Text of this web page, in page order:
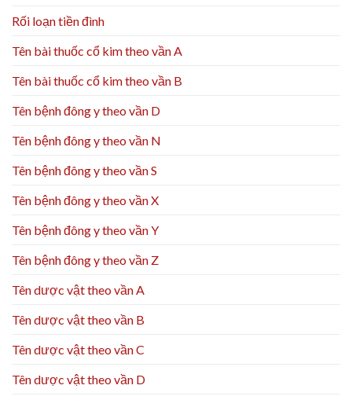
Rối loạn tiền đình
Tên bài thuốc cổ kim theo vần A
Tên bài thuốc cổ kim theo vần B
Tên bệnh đông y theo vần D
Tên bệnh đông y theo vần N
Tên bệnh đông y theo vần S
Tên bệnh đông y theo vần X
Tên bệnh đông y theo vần Y
Tên bệnh đông y theo vần Z
Tên dược vật theo vần A
Tên dược vật theo vần B
Tên dược vật theo vần C
Tên dược vật theo vần D